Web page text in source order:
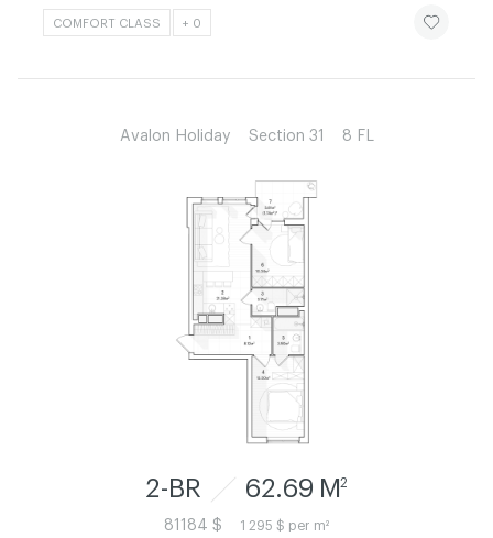
COMFORT CLASS + 0 ЧИТАТИ
Avalon Holiday Section 31 8 FL
2-BR 62.69 M2
81184 $ 1 295 $ per m²